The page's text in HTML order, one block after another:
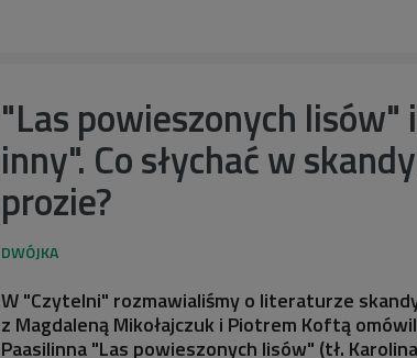
"Las powieszonych lisów"
inny". Co słychać w
prozie?
W "Czytelni" rozmawialiśmy o literaturze
z Magdaleną Mikołajczuk i Piotrem Koftą
Paasilinna "Las powieszonych lisów" (tł.